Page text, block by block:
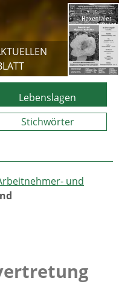
Lebenslagen
Stichwörter
und